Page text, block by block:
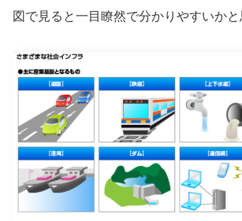
図で見ると一目瞭然で分かりやすいかと